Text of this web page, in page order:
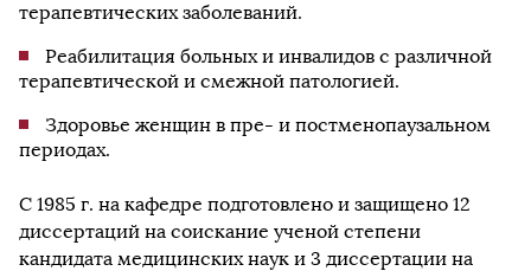
терапевтических заболеваний.
Реабилитация больных и инвалидов с различной
терапевтической и смежной патологией.
Здоровье женщин в пре- и постменопаузальном
периодах.
С 1985 г. на кафедре подготовлено и защищено 12
диссертаций на соискание ученой степени
кандидата медицинских наук и 3 диссертации на